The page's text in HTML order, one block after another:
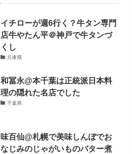
イチローが週6行く？牛タン専門
店牛やたん平＠神戸で牛タンづ
くし
兵庫県
和冨永@本千葉は正統派日本料
理の隠れた名店でした
千葉県
味百仙@札幌で美味しんぼでお
なじみのじゃがいものバター煮